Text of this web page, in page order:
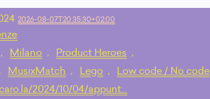
2026-08-07T20:35:30+02:00
, Milano , Product Heroes
,
, MusixMatch , Lego ,
Low code / No code
2024/10/04/appunt…